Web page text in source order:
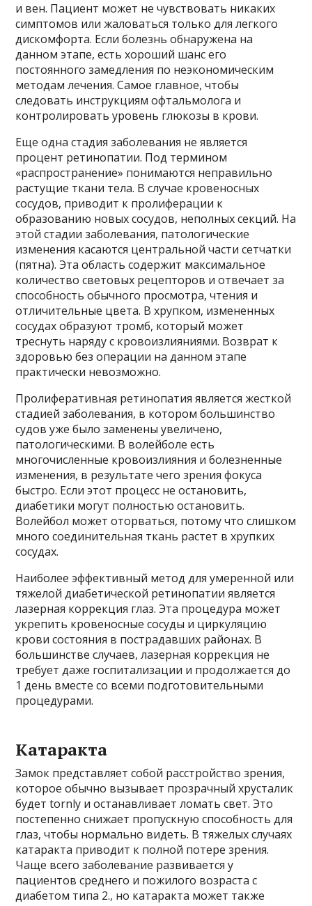
и вен. Пациент может не чувствовать никаких
симптомов или жаловаться только для легкого
дискомфорта. Если болезнь обнаружена на
данном этапе, есть хороший шанс его
постоянного замедления по неэкономическим
методам лечения. Самое главное, чтобы
следовать инструкциям офтальмолога и
контролировать уровень глюкозы в крови.
Еще одна стадия заболевания не является
процент ретинопатии. Под термином
«распространение» понимаются неправильно
растущие ткани тела. В случае кровеносных
сосудов, приводит к пролиферации к
образованию новых сосудов, неполных секций. На
этой стадии заболевания, патологические
изменения касаются центральной части сетчатки
(пятна). Эта область содержит максимальное
количество световых рецепторов и отвечает за
способность обычного просмотра, чтения и
отличительные цвета. В хрупком, измененных
сосудах образуют тромб, который может
треснуть наряду с кровоизлияниями. Возврат к
здоровью без операции на данном этапе
практически невозможно.
Пролиферативная ретинопатия является жесткой
стадией заболевания, в котором большинство
судов уже было заменены увеличено,
патологическими. В волейболе есть
многочисленные кровоизлияния и болезненные
изменения, в результате чего зрения фокуса
быстро. Если этот процесс не остановить,
диабетики могут полностью остановить.
Волейбол может оторваться, потому что слишком
много соединительная ткань растет в хрупких
сосудах.
Наиболее эффективный метод для умеренной или
тяжелой диабетической ретинопатии является
лазерная коррекция глаз. Эта процедура может
укрепить кровеносные сосуды и циркуляцию
крови состояния в пострадавших районах. В
большинстве случаев, лазерная коррекция не
требует даже госпитализации и продолжается до
1 день вместе со всеми подготовительными
процедурами.
Катаракта
Замок представляет собой расстройство зрения,
которое обычно вызывает прозрачный хрусталик
будет tornly и останавливает ломать свет. Это
постепенно снижает пропускную способность для
глаз, чтобы нормально видеть. В тяжелых случаях
катаракта приводит к полной потере зрения.
Чаще всего заболевание развивается у
пациентов среднего и пожилого возраста с
диабетом типа 2., но катаракта может также